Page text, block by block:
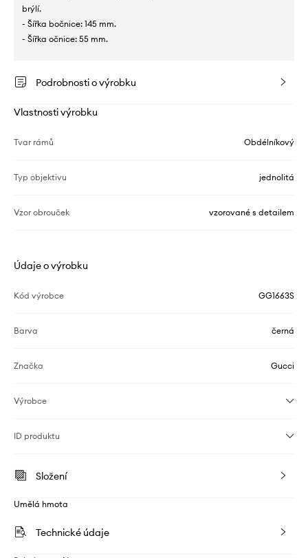
brýlí.
- Šířka bočnice: 145 mm.
- Šířka očnice: 55 mm.
Podrobnosti o výrobku
Vlastnosti výrobku
Tvar rámů Obdélníkový
Typ objektivu jednolitá
Vzor obrouček vzorované s detailem
Údaje o výrobku
Kód výrobce GG1663S
Barva černá
Značka Gucci
Výrobce
ID produktu
Složení
Umělá hmota
Technické údaje